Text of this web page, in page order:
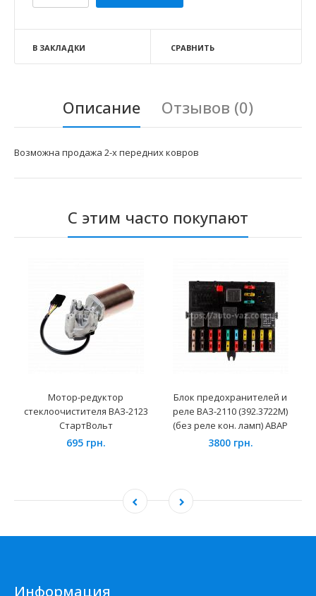
В ЗАКЛАДКИ СРАВНИТЬ
Описание Отзывов (0)
Возможна продажа 2-х передних ковров
С этим часто покупают
Мотор-редуктор
стеклоочистителя ВАЗ-2123
СтартВольт
695 грн.
Блок предохранителей и
реле ВАЗ-2110 (392.3722М)
(без реле кон. ламп) АВАР
3800 грн.
Информация